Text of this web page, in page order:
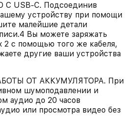
С USB-C. Подсоединив
устройству при помощи
малейшие детали
Вы можете заряжать
2 с помощью того же кабеля,
другие ваши устройства
ОТ АККУМУЛЯТОРА. При
шумоподавлении и
аудио до 20 часов
или просмотра видео без